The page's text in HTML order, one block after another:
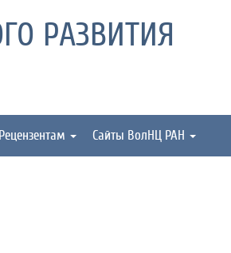
РАЗВИТИЯ
Рецензентам Сайты ВолНЦ РАН